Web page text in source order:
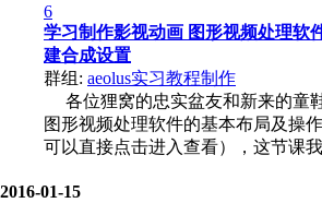
6
学习制作影视动画 图形视频处理软
建合成设置
群组: aeolus实习教程制作
各位狸窝的忠实盆友和新来的童
图形视频处理软件的基本布局及操
可以直接点击进入查看），这节课我
2016-01-15